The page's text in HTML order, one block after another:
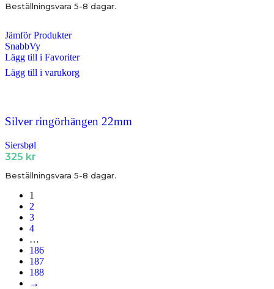
Beställningsvara 5-8 dagar.
Jämför Produkter
SnabbVy
Lägg till i Favoriter
Lägg till i varukorg
Silver ringörhängen 22mm
Siersbøl
325 kr
Beställningsvara 5-8 dagar.
1
2
3
4
…
186
187
188
→